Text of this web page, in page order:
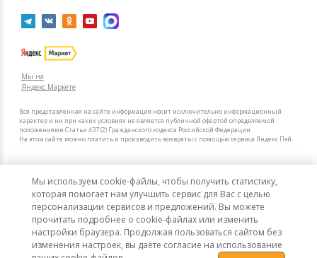
Мы используем cookie-файлы, чтобы получить статистику,
которая помогает нам улучшить сервис для Вас с целью
персонализации сервисов и предложений. Вы можете
прочитать подробнее о cookie-файлах или изменить
настройки браузера. Продолжая пользоваться сайтом без
изменения настроек, вы даёте согласие на использование
Мы на
Яндекс.Маркете
Вся представленная на сайте информация носит исключительно информационный
характер и ни при каких условиях не является публичной офертой определяемой
положениями Статьи 437 (2) Гражданского кодекса Российской Федерации.
На этом сайте можно платить и производить возвраты с помощью сервиса Яндекс Пэй.
Мы в других городах
Санкт-Петербург
Москва
Интернет-гипермаркет актуальных товаров «КотоФото»
© 2008–2026. Все цены указаны в рублях РФ.